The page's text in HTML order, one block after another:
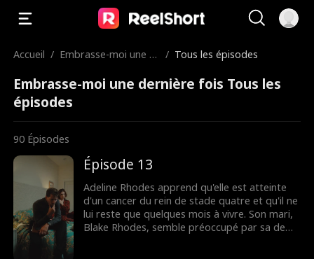
Accueil / Embrasse-moi une d
/ Tous les épisodes
Embrasse-moi une dernière fois Tous les
épisodes
90 Épisodes
Épisode 13
Adeline Rhodes apprend qu'elle est atteinte
d'un cancer du rein de stade quatre et qu'il ne
lui reste que quelques mois à vivre. Son mari,
Blake Rhodes, semble préoccupé par sa demi-